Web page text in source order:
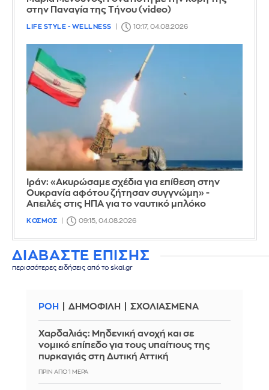
στην Παναγία της Τήνου (video)
LIFE STYLE - WELLNESS 10:17, 04.08.2026
Ιράν: «Ακυρώσαμε σχέδια για επίθεση στην
Ουκρανία αφότου ζήτησαν συγγνώμη» -
Απειλές στις ΗΠΑ για το ναυτικό μπλόκο
ΚΟΣΜΟΣ 09:15, 04.08.2026
ΔΙΑΒΑΣΤΕ ΕΠΙΣΗΣ
περισσότερες ειδήσεις από το skai.gr
ΡΟΗ ΔΗΜΟΦΙΛΗ ΣΧΟΛΙΑΣΜΕΝΑ
Χαρδαλιάς: Μηδενική ανοχή και σε
νομικό επίπεδο για τους υπαίτιους της
πυρκαγιάς στη Δυτική Αττική
ΠΡΙΝ ΑΠΌ 1 ΜΈΡΑ